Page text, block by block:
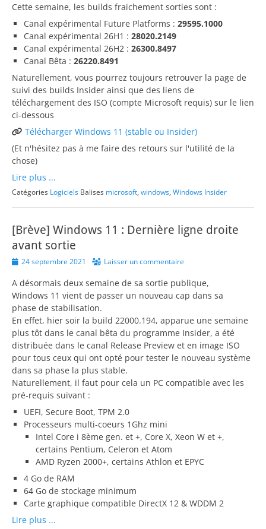
Cette semaine, les builds fraichement sorties sont :
Canal expérimental Future Platforms : 29595.1000
Canal expérimental 26H1 : 28020.2149
Canal expérimental 26H2 : 26300.8497
Canal Bêta : 26220.8491
Naturellement, vous pourrez toujours retrouver la page de
suivi des builds Insider ainsi que des liens de
téléchargement des ISO (compte Microsoft requis) sur le lien
ci-dessous
Télécharger Windows 11 (stable ou Insider)
(Et n'hésitez pas à me faire des retours sur l'utilité de la
chose)
Lire plus ...
Catégories Logiciels Balises microsoft, windows, Windows Insider
[Brève] Windows 11 : Dernière ligne droite
avant sortie
Posted
24 septembre 2021 Laisser un commentaire
A désormais deux semaine de sa sortie publique,
Windows 11 vient de passer un nouveau cap dans sa
phase de stabilisation.
En effet, hier soir la build 22000.194, apparue une semaine
plus tôt dans le canal bêta du programme Insider, a été
distribuée dans le canal Release Preview et en image ISO
pour tous ceux qui ont opté pour tester le nouveau système
dans sa phase la plus stable.
Naturellement, il faut pour cela un PC compatible avec les
pré-requis suivant :
UEFI, Secure Boot, TPM 2.0
Processeurs multi-coeurs 1Ghz mini
Intel Core i 8ème gen. et +, Core X, Xeon W et +,
certains Pentium, Celeron et Atom
AMD Ryzen 2000+, certains Athlon et EPYC
4 Go de RAM
64 Go de stockage minimum
Carte graphique compatible DirectX 12 & WDDM 2
Lire plus ...